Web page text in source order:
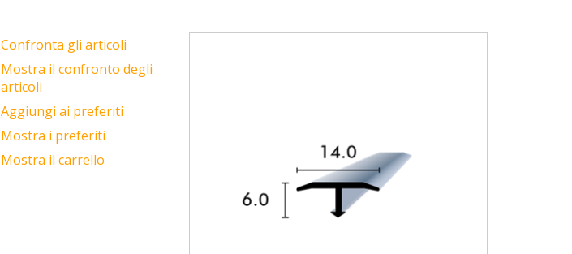
Mostra il confronto degli
articoli
Mostra i preferiti
Mostra il carrello